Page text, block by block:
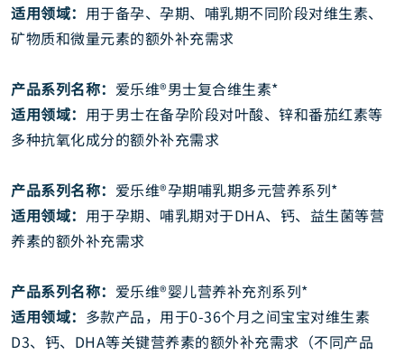
适用领域： 用于备孕、孕期、哺乳期不同阶段对维生素、
矿物质和微量元素的额外补充需求
产品系列名称： 爱乐维®男士复合维生素*
适用领域： 用于男士在备孕阶段对叶酸、锌和番茄红素等
多种抗氧化成分的额外补充需求
产品系列名称： 爱乐维®孕期哺乳期多元营养系列*
适用领域： 用于孕期、哺乳期对于DHA、钙、益生菌等营
养素的额外补充需求
产品系列名称： 爱乐维®婴儿营养补充剂系列*
适用领域： 多款产品，用于0-36个月之间宝宝对维生素
D3、钙、DHA等关键营养素的额外补充需求（不同产品